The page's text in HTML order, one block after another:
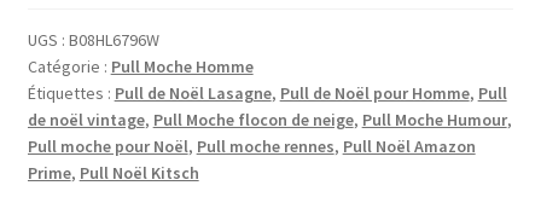
UGS : B08HL6796W
Catégorie : Pull Moche Homme
Étiquettes : Pull de Noël Lasagne, Pull de Noël pour Homme, Pull
de noël vintage, Pull Moche flocon de neige, Pull Moche Humour,
Pull moche pour Noël, Pull moche rennes, Pull Noël Amazon
Prime, Pull Noël Kitsch